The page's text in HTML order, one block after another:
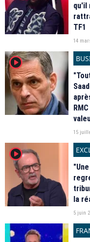
qu'il
TF1
14
player2
15
player2
la
5 juin